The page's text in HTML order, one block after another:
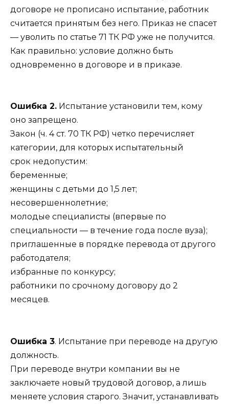
договоре не прописано испытание, работник
считается принятым без него. Приказ не спасет
— уволить по статье 71 ТК РФ уже не получится.
Как правильно: условие должно быть
одновременно в договоре и в приказе.
Ошибка 2. Испытание установили тем, кому
оно запрещено.
Закон (ч. 4 ст. 70 ТК РФ) четко перечисляет
категории, для которых испытательный
срок недопустим:
беременные;
женщины с детьми до 1,5 лет;
несовершеннолетние;
молодые специалисты (впервые по
специальности — в течение года после вуза);
приглашенные в порядке перевода от другого
работодателя;
избранные по конкурсу;
работники по срочному договору до 2
месяцев.
Ошибка 3. Испытание при переводе на другую
должность.
При переводе внутри компании вы не
заключаете новый трудовой договор, а лишь
меняете условия старого. Значит, устанавливать